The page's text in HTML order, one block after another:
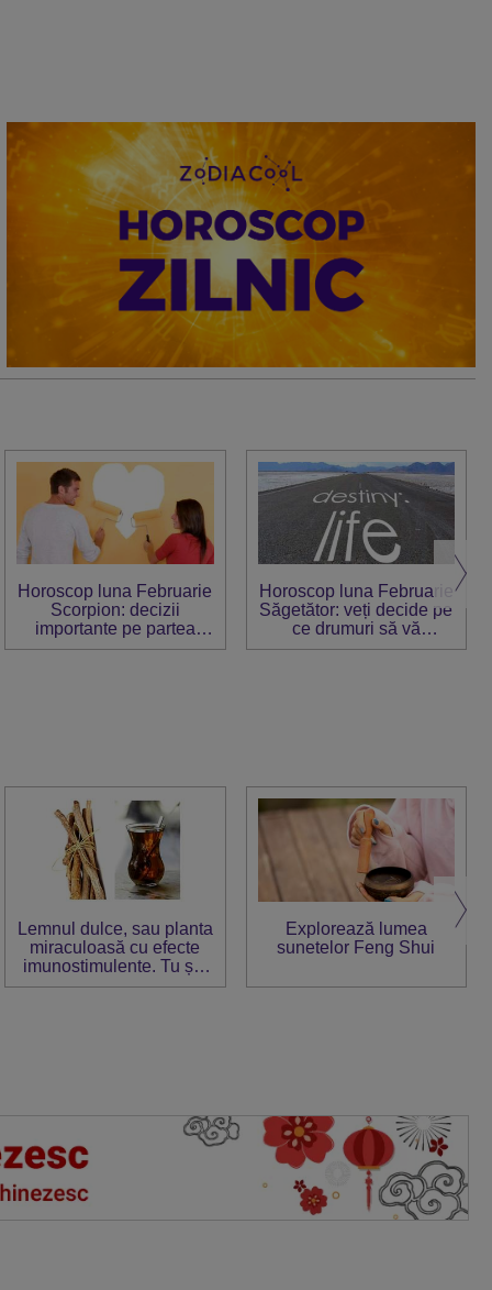
Horoscop luna Februarie
Scorpion: decizii
importante pe partea
sentimentală
Horoscop luna Februarie
Săgetător: veți decide pe
ce drumuri să vă
îndreptați
Lemnul dulce, sau planta
miraculoasă cu efecte
imunostimulente. Tu știi
cum trebuie consumat?
Explorează lumea
sunetelor Feng Shui